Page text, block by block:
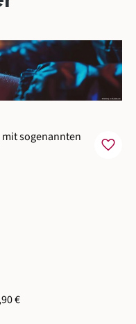
sogenannten
favorite
€